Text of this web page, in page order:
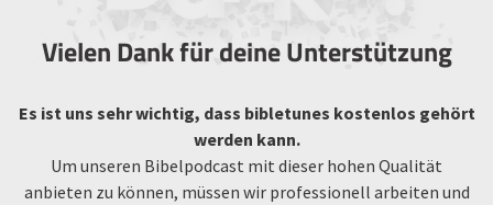
Vielen Dank für deine Unterstützung
Es ist uns sehr wichtig, dass bibletunes kostenlos gehört
werden kann.
Um unseren Bibelpodcast mit dieser hohen Qualität
anbieten zu können, müssen wir professionell arbeiten und